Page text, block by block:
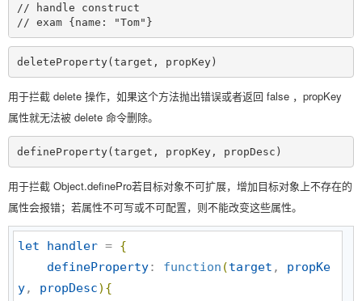
// handle construct
// exam {name: "Tom"}
deleteProperty(target, propKey)
用于拦截 delete 操作，如果这个方法抛出错误或者返回 false ，propKey
属性就无法被 delete 命令删除。
defineProperty(target, propKey, propDesc)
用于拦截 Object.definePro若目标对象不可扩展，增加目标对象上不存在的
属性会报错；若属性不可写或不可配置，则不能改变这些属性。
let handler = {
defineProperty: function (target , propKe
y, propDesc) {